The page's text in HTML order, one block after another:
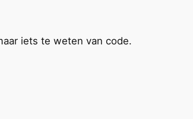
iets te weten van code.